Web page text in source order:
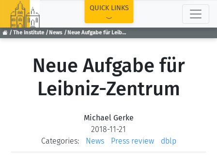
The Institute News Neue Aufgabe für Leibniz-Zentrum
QUICK LINKS
Neue Aufgabe für
Leibniz-Zentrum
Michael Gerke
2018-11-21
Categories:
News Press review dblp